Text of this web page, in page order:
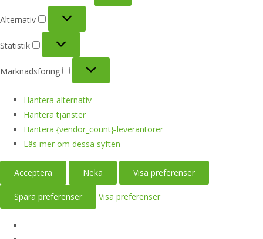
Alternativ
Statistik
Marknadsföring
Hantera alternativ
Hantera tjänster
Hantera {vendor_count}-leverantörer
Läs mer om dessa syften
Acceptera Neka Visa preferenser
Spara preferenser Visa preferenser